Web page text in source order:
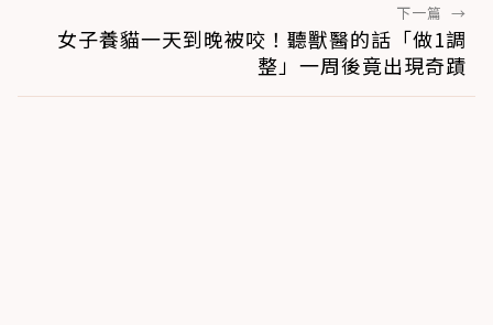
下一篇 →
女子養貓一天到晚被咬！聽獸醫的話「做1調
整」一周後竟出現奇蹟